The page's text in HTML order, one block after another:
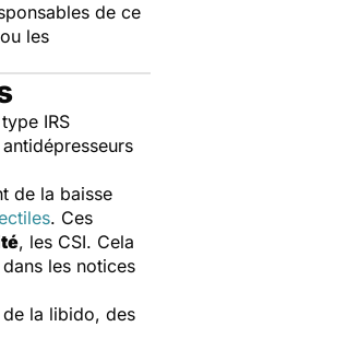
de ce
les
IRS
de la baisse
. Ces
, les CSI. Cela
les notices
la libido, des